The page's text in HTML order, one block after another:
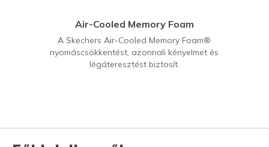
Air-Cooled Memory Foam
A Skechers Air-Cooled Memory Foam®
nyomáscsökkentést, azonnali kényelmet és
légáteresztést biztosít.